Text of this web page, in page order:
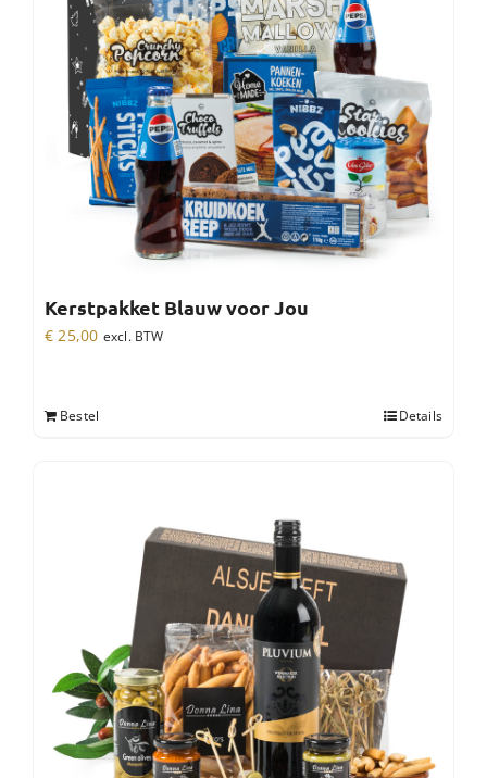
Kerstpakket Blauw voor Jou
€ 25,00 excl. BTW
Bestel Details